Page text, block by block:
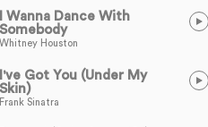
I Wanna Dance With
Somebody
Whitney Houston
I've Got You (Under My
Skin)
Frank Sinatra